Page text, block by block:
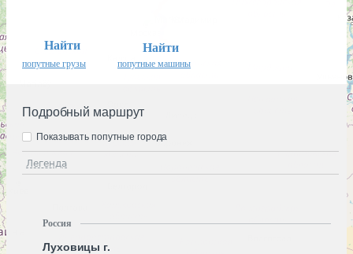
Найти
попутные грузы
Найти
попутные машины
Подробный маршрут
Легенда
Показывать попутные города
Россия
Луховицы г.